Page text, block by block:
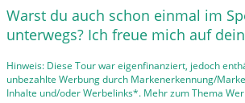
Warst du auch schon einmal im
unterwegs? Ich freue mich auf
Hinweis: Diese Tour war eigenfinanziert, jedoch
unbezahlte Werbung durch Markenerkennung/
Inhalte und/oder Werbelinks*. Mehr zum Thema